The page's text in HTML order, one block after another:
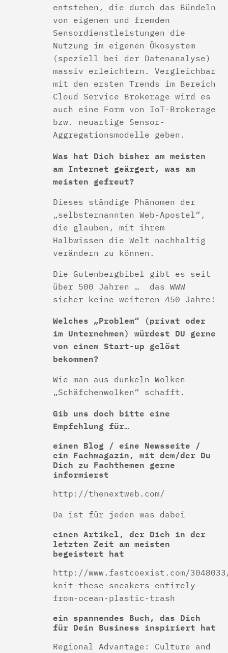
entstehen, die durch das Bündeln
von eigenen und fremden
Sensordienstleistungen die
Nutzung im eigenen Ökosystem
(speziell bei der Datenanalyse)
massiv erleichtern. Vergleichbar
mit den ersten Trends im Bereich
Cloud Service Brokerage wird es
auch eine Form von IoT-Brokerage
bzw. neuartige Sensor-
Aggregationsmodelle geben.
Was hat Dich bisher am meisten
am Internet geärgert, was am
meisten gefreut?
Dieses ständige Phänomen der
„selbsternannten Web-Apostel“,
die glauben, mit ihrem
Halbwissen die Welt nachhaltig
verändern zu können.
Die Gutenbergbibel gibt es seit
über 500 Jahren … das WWW
sicher keine weiteren 450 Jahre!
Welches „Problem“ (privat oder
im Unternehmen) würdest DU gerne
von einem Start-up gelöst
bekommen?
Wie man aus dunkeln Wolken
„Schäfchenwolken“ schafft.
Gib uns doch bitte eine
Empfehlung für…
einen Blog / eine Newsseite /
ein Fachmagazin, mit dem/der Du
Dich zu Fachthemen gerne
informierst
http://thenextweb.com/
Da ist für jeden was dabei
einen Artikel, der Dich in der
letzten Zeit am meisten
begeistert hat
http://www.fastcoexist.com/
knit-these-sneakers-entirely-
from-ocean-plastic-trash
ein spannendes Buch, das Dich
für Dein Business inspiriert hat
Regional Advantage: Culture and